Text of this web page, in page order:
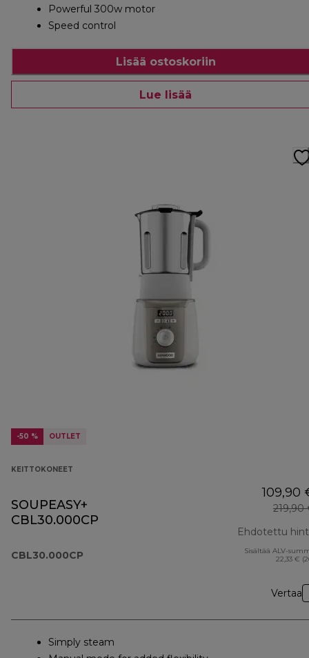
Powerful 300w motor
Speed control
Lisää ostoskoriin
Lue lisää
-50 % OUTLET
KEITTOKONEET
SOUPEASY+
CBL30.000CP
CBL30.000CP
109,90
219,90
Ehdotettu
Sisältää ALV-
22,33 €
Vertaa
Simply steam